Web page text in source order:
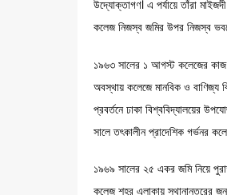
উদ্যোক্তাগণ। এ পর্যায়ে তাঁরা
কলেজ নিজস্ব জমির উপর নিজস্ব
১৯৬৩ সালের ১ আগস্ট কলেজের কাজ
অবস্থায় কলেজে মানবিক ও বাণিজ্য
প্রবর্তনে ঢাকা বিশ্ববিদ্যালয়ের
সালে তৎকালীন প্রাদেশিক গর্ভনর
১৯৬৯ সালের ২৫ একর জমি নিয়ে
কলেজ শহর এলাকায় স্থানান্তরের